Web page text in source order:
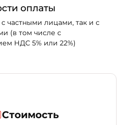
оплаты
с частными лицами, так и с
(в том числе с
НДС 5% или 22%)
Стоимость